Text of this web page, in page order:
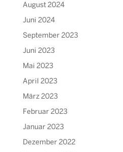
August 2024
Juni 2024
September 2023
Juni 2023
Mai 2023
April 2023
März 2023
Februar 2023
Januar 2023
Dezember 2022